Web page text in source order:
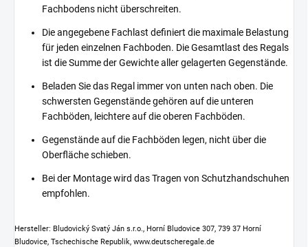
Fachbodens nicht überschreiten.
Die angegebene Fachlast definiert die maximale Belastung
für jeden einzelnen Fachboden. Die Gesamtlast des Regals
ist die Summe der Gewichte aller gelagerten Gegenstände.
Beladen Sie das Regal immer von unten nach oben. Die
schwersten Gegenstände gehören auf die unteren
Fachböden, leichtere auf die oberen Fachböden.
Gegenstände auf die Fachböden legen, nicht über die
Oberfläche schieben.
Bei der Montage wird das Tragen von Schutzhandschuhen
empfohlen.
Hersteller: Bludovický Svatý Ján s.r.o., Horní Bludovice 307, 739 37 Horní
Bludovice, Tschechische Republik, www.deutscheregale.de